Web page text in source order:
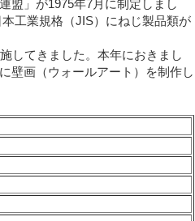
盟」が1975年7月に制定しまし
工業規格（JIS）にねじ製品類が
してきました。本年におきまし
壁画（ウォールアート）を制作し